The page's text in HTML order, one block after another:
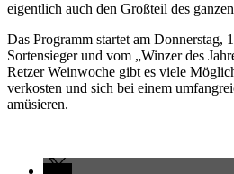
eigentlich auch den Großteil des
Das Programm startet am Donnerstag,
Sortensieger und vom „Winzer des
Retzer Weinwoche gibt es viele
verkosten und sich bei einem
amüsieren.